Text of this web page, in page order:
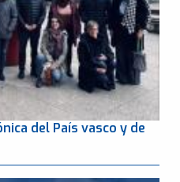
del País vasco y de